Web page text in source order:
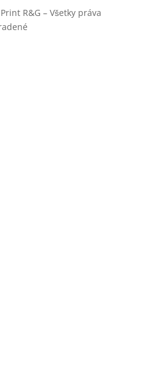
R&G – Všetky práva